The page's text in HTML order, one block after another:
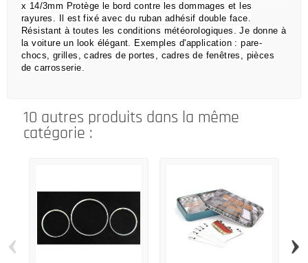
x 14/3mm Protège le bord contre les dommages et les
rayures.
Il est fixé avec du ruban adhésif double face.
Résistant à toutes les conditions météorologiques.Je donne à
la voiture un look élégant. Exemples d'application : pare-
chocs, grilles, cadres de portes, cadres de fenêtres, pièces
de carrosserie.
10 autres produits dans la même
catégorie :
‹ ›